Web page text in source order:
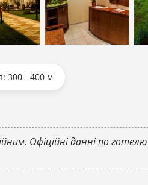
300 - 400 м
Офіційні данні по